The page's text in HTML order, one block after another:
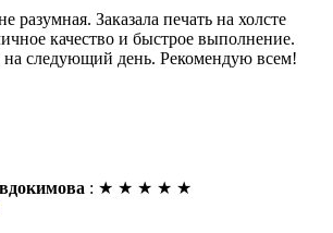
разумная. Заказала печать на холсте
качество и быстрое выполнение.
на следующий день. Рекомендую всем!
: ★ ★ ★ ★ ★